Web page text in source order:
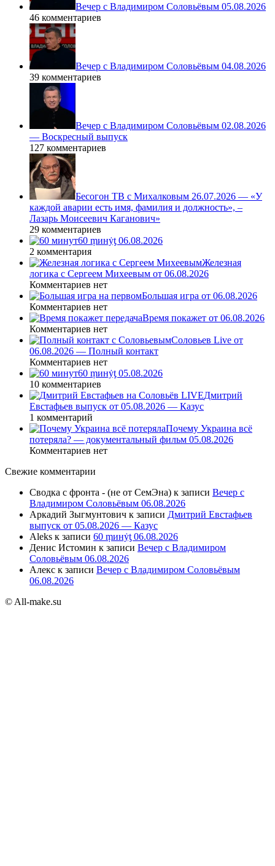
Вечер с Владимиром Соловьёвым 05.08.2026
46 комментариев
Вечер с Владимиром Соловьёвым 04.08.2026
39 комментариев
Вечер с Владимиром Соловьёвым 02.08.2026
— Воскресный выпуск
127 комментариев
Бесогон ТВ с Михалковым 26.07.2026 — «У
каждой аварии есть имя, фамилия и должность», –
Лазарь Моисеевич Каганович»
29 комментариев
60 ṃинẏƫ 06.08.2026
2 комментария
Железная
логика с Сергеем Михеевым от 06.08.2026
Комментариев нет
Большая игра от 06.08.2026
Комментариев нет
Время покажет от 06.08.2026
Комментариев нет
Соловьев Live от
06.08.2026 — Полный контакт
Комментариев нет
60 ṃинẏƫ 05.08.2026
10 комментариев
Дмитрий
Евстафьев выпуск от 05.08.2026 — Казус
1 комментарий
Почему Украина всё
потеряла? — документальный фильм 05.08.2026
Комментариев нет
Свежие комментарии
Сводка с фронта - (не от СемЭна) к записи Вечер с
Владимиром Соловьёвым 06.08.2026
Аркадий Зыгмунтович к записи Дмитрий Евстафьев
выпуск от 05.08.2026 — Казус
Aleks к записи 60 ṃинẏƫ 06.08.2026
Денис Истомин к записи Вечер с Владимиром
Соловьёвым 06.08.2026
Алекс к записи Вечер с Владимиром Соловьёвым
06.08.2026
© All-make.su